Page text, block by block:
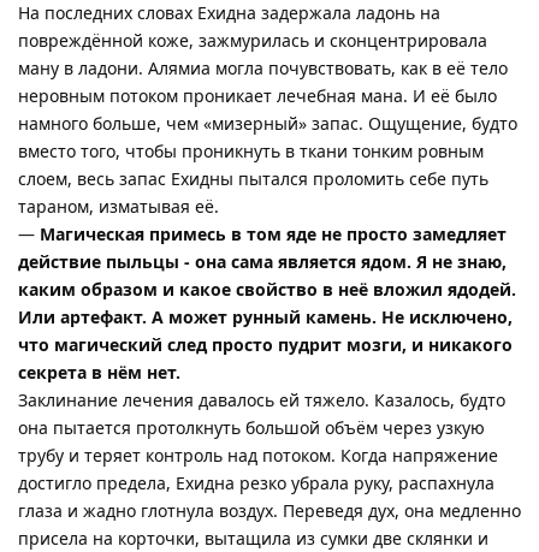
На последних словах Ехидна задержала ладонь на
повреждённой коже, зажмурилась и сконцентрировала
ману в ладони. Алямиа могла почувствовать, как в её тело
неровным потоком проникает лечебная мана. И её было
намного больше, чем «мизерный» запас. Ощущение, будто
вместо того, чтобы проникнуть в ткани тонким ровным
слоем, весь запас Ехидны пытался проломить себе путь
тараном, изматывая её.
— Магическая примесь в том яде не просто замедляет
действие пыльцы - она сама является ядом. Я не знаю,
каким образом и какое свойство в неё вложил ядодей.
Или артефакт. А может рунный камень. Не исключено,
что магический след просто пудрит мозги, и никакого
секрета в нём нет.
Заклинание лечения давалось ей тяжело. Казалось, будто
она пытается протолкнуть большой объём через узкую
трубу и теряет контроль над потоком. Когда напряжение
достигло предела, Ехидна резко убрала руку, распахнула
глаза и жадно глотнула воздух. Переведя дух, она медленно
присела на корточки, вытащила из сумки две склянки и